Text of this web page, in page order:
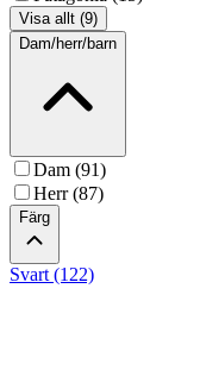
Visa allt (9)
Dam/herr/barn
Dam (91)
Herr (87)
Färg
Svart (122)